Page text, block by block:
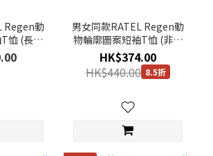
Regen動
恤 (長頸
男女同款RATEL Regen動
物輪廓圖案短袖T恤 (非洲
象)
HK$374.00
HK$440.00 8.5折